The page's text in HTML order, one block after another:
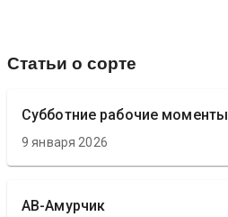
Статьи о сорте
Субботние рабочие моменты
9 января 2026
АВ-Амурчик